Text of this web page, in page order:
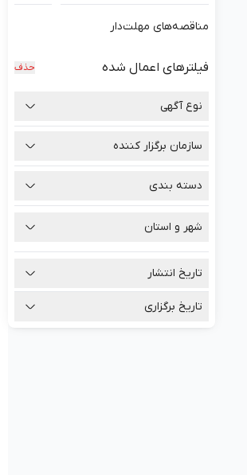
مناقصه‌های مهلت‌دار
فیلترهای اعمال شده حذف
نوع آگهی
سازمان برگزار کننده
دسته بندی
شهر و استان
تاریخ انتشار
تاریخ برگزاری